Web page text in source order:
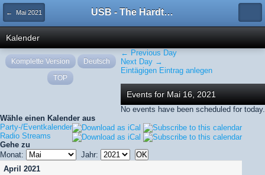
← Mai 2021 USB - The Hardtechno Family
Kalender
← Previous Day
Next Day →
Eintägigen Eintrag anlegen
Events for Mai 16, 2021
No events have been scheduled for today.
Wähle einen Kalender aus
Party-/Eventkalender
Radio Streams
Gehe zu
Monat:
Jahr:
April 2021
Komplette Version
Deutsch
TOP